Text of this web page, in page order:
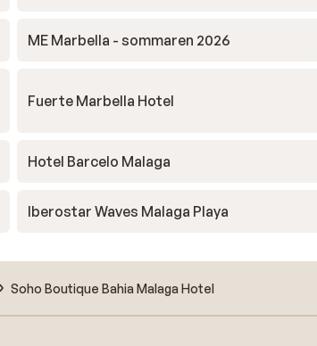
ME Marbella - sommaren 2026
Fuerte Marbella Hotel
Hotel Barcelo Malaga
Iberostar Waves Malaga Playa
Soho Boutique Bahia Malaga Hotel